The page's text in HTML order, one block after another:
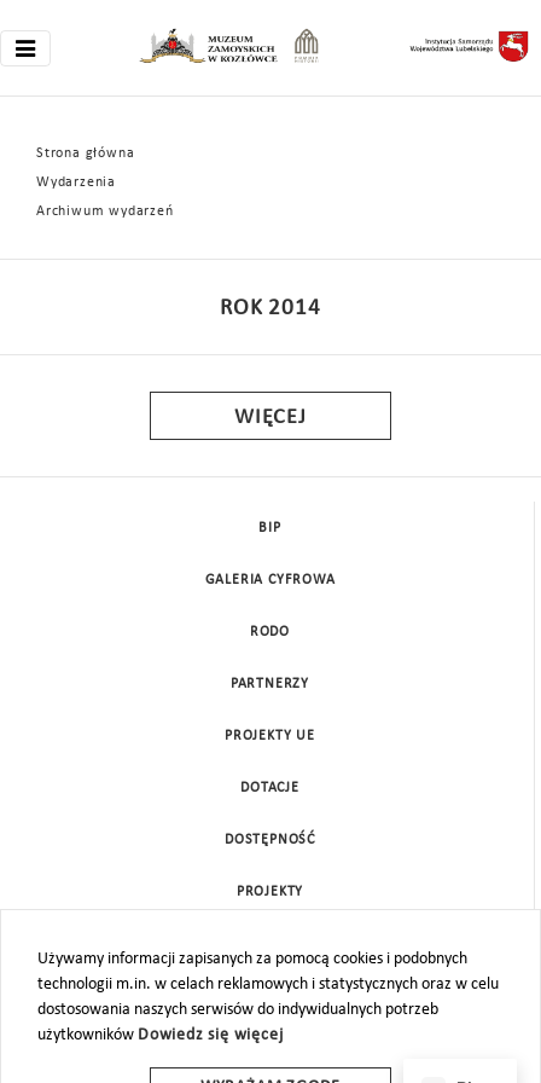
Strona główna
Wydarzenia
Archiwum wydarzeń
ROK 2014
WIĘCEJ
Używamy informacji zapisanych za pomocą cookies i podobnych
technologii m.in. w celach reklamowych i statystycznych oraz w celu
dostosowania naszych serwisów do indywidualnych potrzeb
użytkowników Dowiedz się więcej
BIP
GALERIA CYFROWA
RODO
PARTNERZY
PROJEKTY UE
DOTACJE
DOSTĘPNOŚĆ
PROJEKTY
MAPA STRONY